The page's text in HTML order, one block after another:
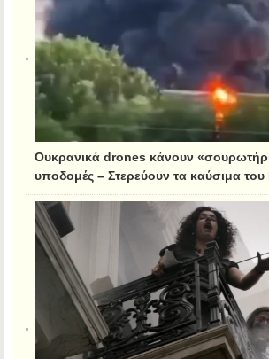
Ουκρανικά drones κάνουν
υποδομές – Στερεύουν τα καύσιμα του